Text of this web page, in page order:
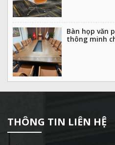
Bàn họp văn
thông minh
THÔNG TIN LIÊN HỆ